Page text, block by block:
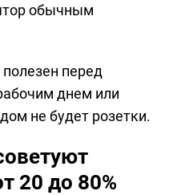
обычным
перед
днем или
не будет розетки.
20 до 80%